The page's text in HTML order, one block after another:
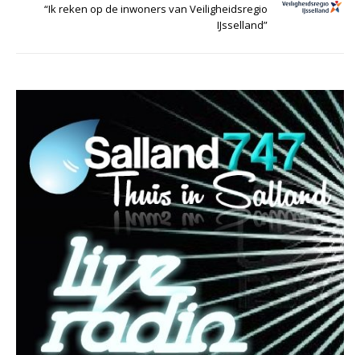
“Ik reken op de inwoners van Veiligheidsregio
IJsselland”